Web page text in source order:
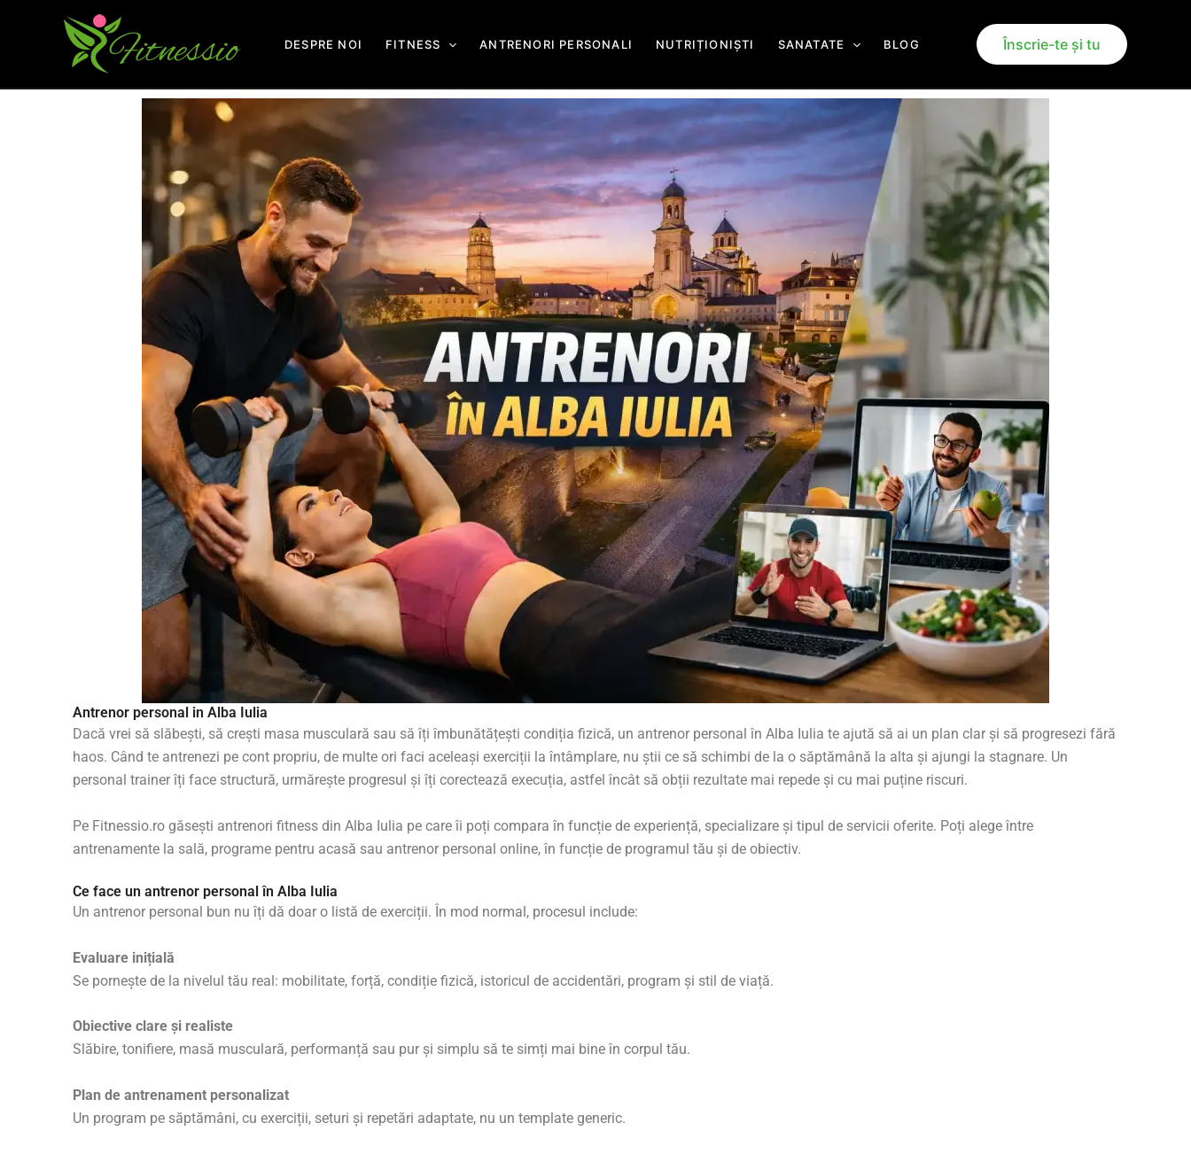
DESPRE NOI FITNESS ANTRENORI PERSONALI NUTRIȚIONIȘTI SANATATE BLOG Înscrie-te și tu
Antrenor personal in Alba Iulia
Dacă vrei să slăbești, să crești masa musculară sau să îți îmbunătățești condiția fizică, un antrenor personal în Alba Iulia te ajută să ai un plan clar și să progresezi fără
haos. Când te antrenezi pe cont propriu, de multe ori faci aceleași exerciții la întâmplare, nu știi ce să schimbi de la o săptămână la alta și ajungi la stagnare. Un
personal trainer îți face structură, urmărește progresul și îți corectează execuția, astfel încât să obții rezultate mai repede și cu mai puține riscuri.
Pe Fitnessio.ro găsești antrenori fitness din Alba Iulia pe care îi poți compara în funcție de experiență, specializare și tipul de servicii oferite. Poți alege între
antrenamente la sală, programe pentru acasă sau antrenor personal online, în funcție de programul tău și de obiectiv.
Ce face un antrenor personal în Alba Iulia
Un antrenor personal bun nu îți dă doar o listă de exerciții. În mod normal, procesul include:
Evaluare inițială
Se pornește de la nivelul tău real: mobilitate, forță, condiție fizică, istoricul de accidentări, program și stil de viață.
Obiective clare și realiste
Slăbire, tonifiere, masă musculară, performanță sau pur și simplu să te simți mai bine în corpul tău.
Plan de antrenament personalizat
Un program pe săptămâni, cu exerciții, seturi și repetări adaptate, nu un template generic.